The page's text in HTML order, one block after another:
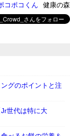
コポコくん
健康の森
グのポイントと注
世代は特に大